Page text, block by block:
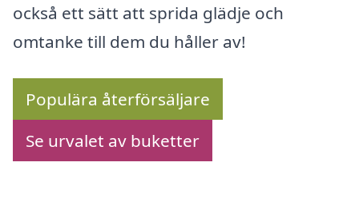
också ett sätt att sprida glädje och
omtanke till dem du håller av!
Populära återförsäljare
Se urvalet av buketter